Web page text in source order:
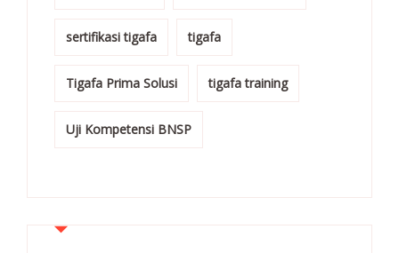
sertifikasi tigafa tigafa
Tigafa Prima Solusi tigafa training
Uji Kompetensi BNSP